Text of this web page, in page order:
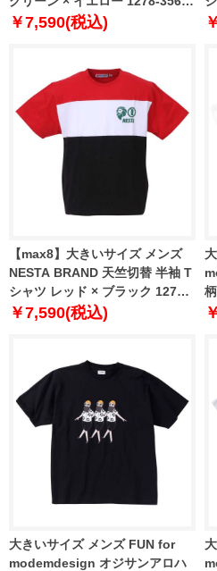
1 3L 4L 5L 6L 8L
￥7,590(税込)
【max8】大きいサイズ メンズ
NESTA BRAND 天竺切替 半袖 T
シャツ レッド × ブラック 1278-
3567-3 3L 4L 5L 6L 8L
￥7,590(税込)
大きいサイズ メンズ FUN for
modemdesign オジサンアロハ